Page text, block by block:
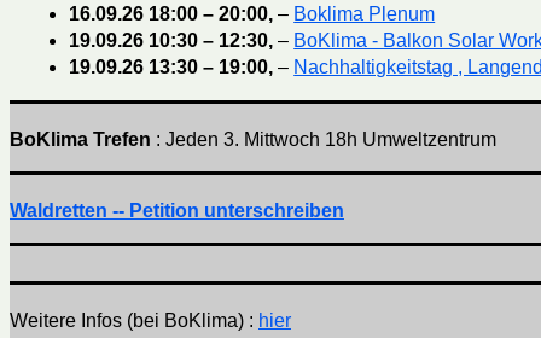
16.09.26 18:00 – 20:00,– Boklima Plenum
19.09.26 10:30 – 12:30,– BoKlima - Balkon Solar
19.09.26 13:30 – 19:00,– Nachhaltigkeitstag ,
BoKlima Trefen : Jeden 3. Mittwoch 18h Umweltzentrum
Waldretten -- Petition unterschreiben
Weitere Infos (bei BoKlima) : hier